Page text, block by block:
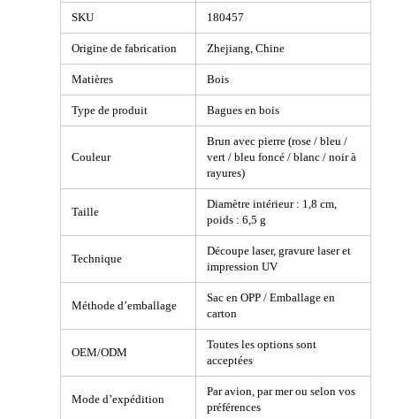
SKU 180457
Origine de fabrication Zhejiang, Chine
Matières Bois
Type de produit Bagues en bois
Couleur
Brun avec pierre (rose / bleu /
vert / bleu foncé / blanc / noir à
rayures)
Taille
Diamètre intérieur : 1,8 cm,
poids : 6,5 g
Technique
Découpe laser, gravure laser et
impression UV
Méthode d’emballage
Sac en OPP / Emballage en
carton
OEM/ODM
Toutes les options sont
acceptées
Mode d’expédition
Par avion, par mer ou selon vos
préférences